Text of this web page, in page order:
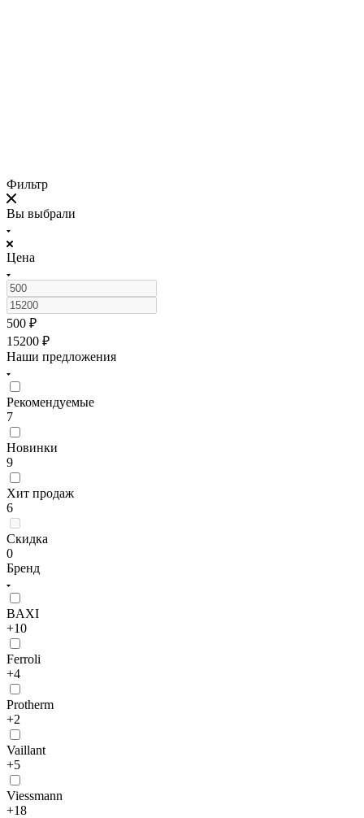
Фильтр
Вы выбрали
Цена
500 ₽
15200 ₽
Наши предложения
Рекомендуемые
7
Новинки
9
Хит продаж
6
Скидка
0
Бренд
BAXI
+10
Ferroli
+4
Protherm
+2
Vaillant
+5
Viessmann
+18